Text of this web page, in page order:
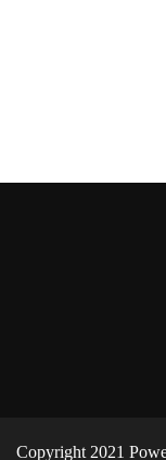
Copyright 2021